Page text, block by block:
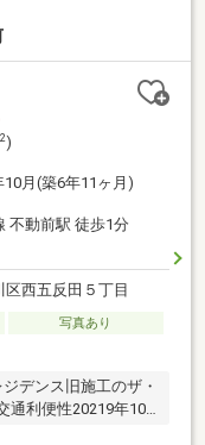
2)
10月(築6年11ヶ月)
不動前駅 徒歩1分
区西五反田５丁目
写真あり
デンス旧施工のザ・
通利便性20219年10